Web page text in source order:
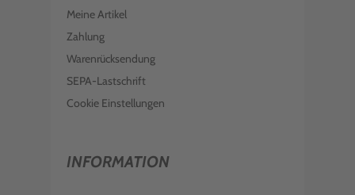
Meine Artikel
Zahlung
Warenrücksendung
SEPA-Lastschrift
Cookie Einstellungen
INFORMATION